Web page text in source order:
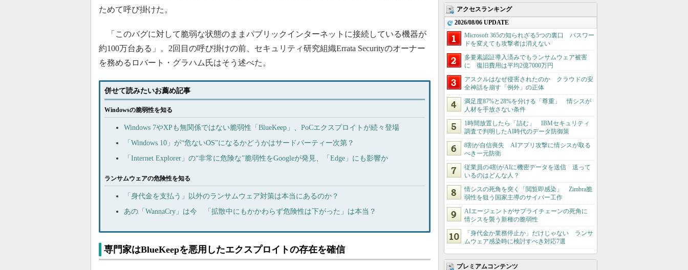
ためて呼び掛けた。
「このバグに対して脆弱な状態のままパブリックインターネットに接続している機器が
約100万台ある」。2回目の呼び掛けの前、セキュリティ研究組織Errata Securityのオーナー
を務めるロバート・グラハム氏はそう述べた。
併せて読みたいお薦め記事
Windowsの脆弱性を知る
Windows 7やXPも無関係ではない脆弱性「BlueKeep」、PoCエクスプロイトが続々登場
「Windows 10」が“危ないOS”になるかどうかはサードパーティー次第？
「Internet Explorer」の“非常に危険な”脆弱性をGoogleが発見、「Edge」にも影響か
ランサムウェアの危険性を知る
「身代金を支払う」以外のランサムウェア対策は本当にあるのか？
あの「WannaCry」は今 「拡散中にもかかわらず危険性は下がった」は本当？
専門家はBlueKeepを悪用したエクスプロイトの存在を確信
アクセスランキング
2026/08/06 UPDATE
Microsoft 365の知られざる5つの裏口 パスワー
ドを変えても攻撃者は消えない
多要素認証導入済みでもランサムウェア被害
に 復旧費用は平均2億7000万円
アスクルはなぜ侵害されたのか クラウドの安
全神話を崩す「例外」の正体
満足度87%と28%を分ける「尊重」 情シスが
人材を手放さない条件
1時間放置したら「詰む」 IBMセキュリティ
調査で判明したAI時代のデータ防御策
8割が自信喪失 AIアプリ攻撃に情シスが取る
べき一元防衛
従業員の4割がAIに機密データを送信 送って
いるのはどんな人？
情シスの死角を突く「閲覧即感染」 Zimbra脆
弱性を狙う国家主導のサイバー工作
AIエージェントがサプライチェーンの死角に
情シスを襲う新種の脆弱性
「身代金か業務停止か」だけじゃない ランサ
ムウェア感染時に検討すべき対応7選
プレミアムコンテンツ